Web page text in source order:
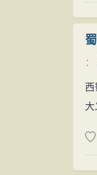
：
西
大